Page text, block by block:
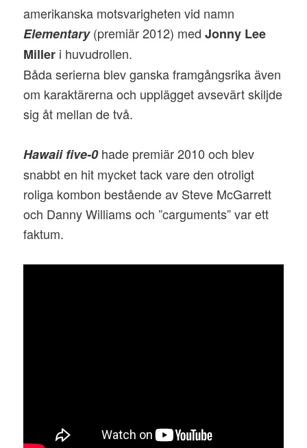
amerikanska motsvarigheten vid namn
Elementary(premiär 2012) medJonny Lee
Miller i huvudrollen.
Båda serierna blev ganska framgångsrika även
om karaktärerna och upplägget avsevärt skiljde
sig åt mellan de två.
Hawaii five-0hade premiär 2010 och blev
snabbt en hit mycket tack vare den otroligt
roliga kombon bestående av Steve McGarrett
och Danny Williams och ”carguments” var ett
faktum.